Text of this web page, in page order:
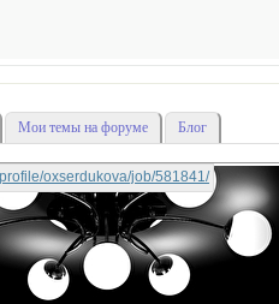
Мои темы на форуме Блог
oxserdukova/job/581841/